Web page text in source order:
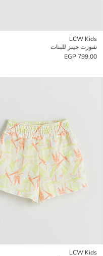
LCW Kids
شورت جينز للبنات
799.00 EGP
LCW Kids